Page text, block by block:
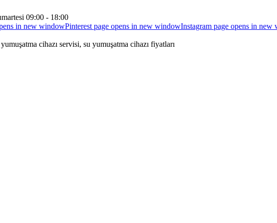
09:00 - 18:00
in new windowPinterest page opens in new windowInstagram page opens in new
cihazı servisi, su yumuşatma cihazı fiyatları